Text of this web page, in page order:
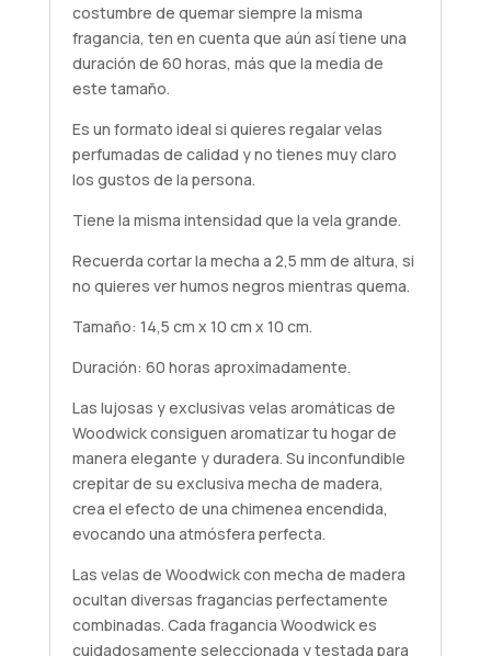
costumbre de quemar siempre la misma
fragancia, ten en cuenta que aún así tiene una
duración de 60 horas, más que la media de
este tamaño.
Es un formato ideal si quieres regalar velas
perfumadas de calidad y no tienes muy claro
los gustos de la persona.
Tiene la misma intensidad que la vela grande.
Recuerda cortar la mecha a 2,5 mm de altura, si
no quieres ver humos negros mientras quema.
Tamaño: 14,5 cm x 10 cm x 10 cm.
Duración: 60 horas aproximadamente.
Las lujosas y exclusivas velas aromáticas de
Woodwick consiguen aromatizar tu hogar de
manera elegante y duradera. Su inconfundible
crepitar de su exclusiva mecha de madera,
crea el efecto de una chimenea encendida,
evocando una atmósfera perfecta.
Las velas de Woodwick con mecha de madera
ocultan diversas fragancias perfectamente
combinadas. Cada fragancia Woodwick es
cuidadosamente seleccionada y testada para